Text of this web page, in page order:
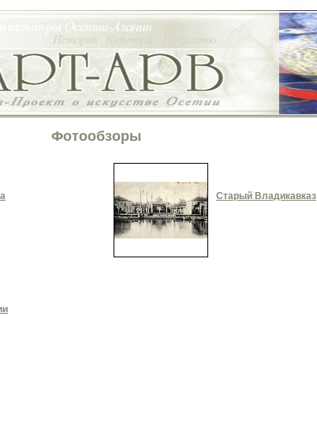
Фотообзоры
Старый Владикавказ